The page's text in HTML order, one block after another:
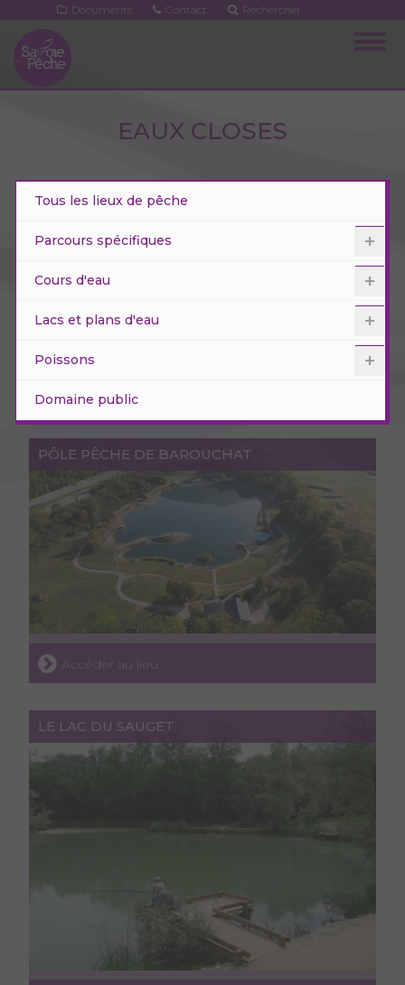
contenu
principal
Documents Contact Rechercher
EAUX CLOSES
Tous les lieux de pêche
Parcours spécifiques
Cours d'eau
Lacs et plans d'eau
Poissons
Domaine public
PÔLE PÊCHE DE BAROUCHAT
Accéder au lieu
LE LAC DU SAUGET